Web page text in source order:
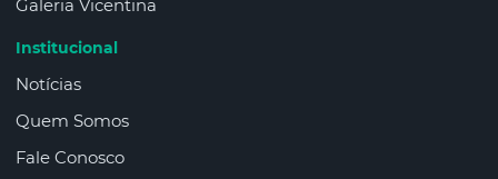
Galeria Vicentina
Institucional
Notícias
Quem Somos
Fale Conosco